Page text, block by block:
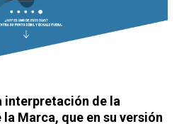
interpretación de la
Marca, que en su versión